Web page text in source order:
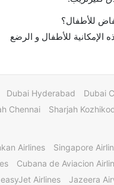
للأطفال؟
الإمكانية للأطفال و الرضع
Dubai
Dubai Hyderabad
Sharjah
Chennai
Singapore
Airlines
Cubana de Aviacion
Jazeera
easyJet Airlines